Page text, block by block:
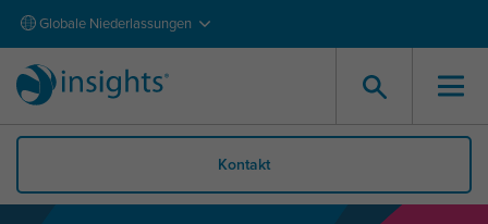
Globale Niederlassungen
Kontakt